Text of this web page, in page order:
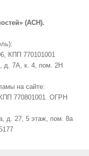
(АСН).
КПП 770101001
д. 7А, к. 4, пом. 2Н
на сайте:
770801001. ОГРН
д. 27, 5 этаж, пом. 8а